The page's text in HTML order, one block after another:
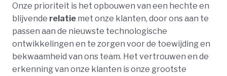
Onze prioriteit is het opbouwen van een hechte en
blijvende relatie met onze klanten, door ons aan te
passen aan de nieuwste technologische
ontwikkelingen en te zorgen voor de toewijding en
bekwaamheid van ons team. Het vertrouwen en de
erkenning van onze klanten is onze grootste